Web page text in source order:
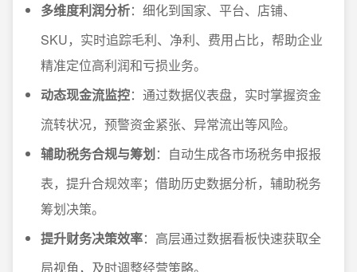
多维度利润分析：细化到国家、平台、店铺、
SKU，实时追踪毛利、净利、费用占比，帮助企业
精准定位高利润和亏损业务。
动态现金流监控：通过数据仪表盘，实时掌握资金
流转状况，预警资金紧张、异常流出等风险。
辅助税务合规与筹划：自动生成各市场税务申报报
表，提升合规效率；借助历史数据分析，辅助税务
筹划决策。
提升财务决策效率：高层通过数据看板快速获取全
局视角，及时调整经营策略。